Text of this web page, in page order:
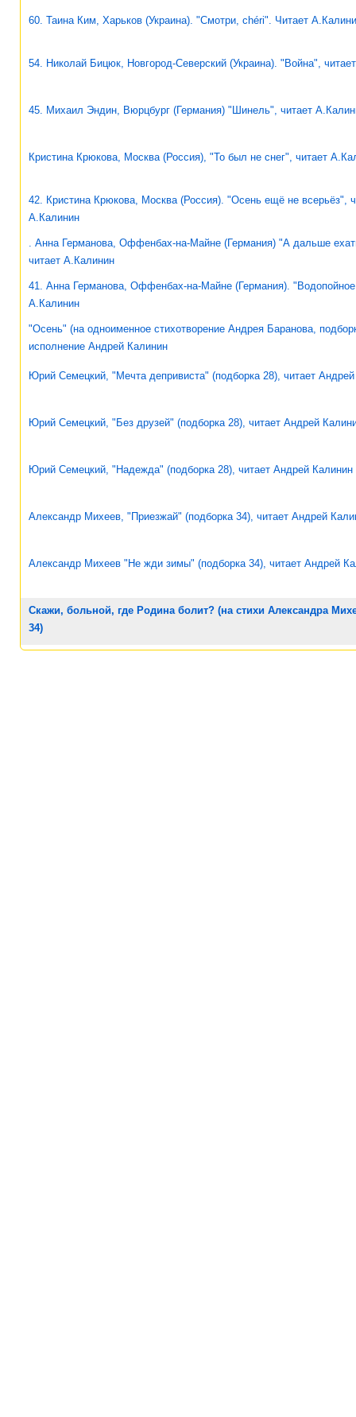
60. Таина Ким, Харьков (Украина). "Смотри, chéri". Читает
54. Николай Бицюк, Новгород-Северский (Украина). "Война",
45. Михаил Эндин, Вюрцбург (Германия) "Шинель", читает
Кристина Крюкова, Москва (Россия), "То был не снег", читает
42. Кристина Крюкова, Москва (Россия). "Осень ещё не всерьёз",
А.Калинин
. Анна Германова, Оффенбах-на-Майне (Германия) "А дальше
читает А.Калинин
41. Анна Германова, Оффенбах-на-Майне (Германия). "Водопойное
А.Калинин
"Осень" (на одноименное стихотворение Андрея Баранова,
исполнение Андрей Калинин
Юрий Семецкий, "Мечта депривиста" (подборка 28), читает
Юрий Семецкий, "Без друзей" (подборка 28), читает Андрей
Юрий Семецкий, "Надежда" (подборка 28), читает Андрей Калинин
Александр Михеев, "Приезжай" (подборка 34), читает Андрей
Александр Михеев "Не жди зимы" (подборка 34), читает Андрей
Скажи, больной, где Родина болит? (на стихи Александра
34)